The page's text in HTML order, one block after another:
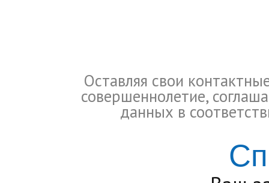
Оставляя свои
совершеннолетие,
данных в